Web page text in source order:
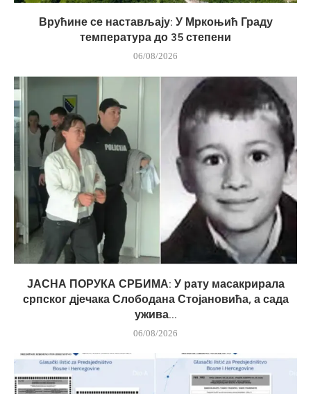
Врућине се настављају: У Мркоњић Граду
температура до 35 степени
06/08/2026
ЈАСНА ПОРУКА СРБИМА: У рату масакрирала
српског дјечака Слободана Стојановића, а сада
ужива...
06/08/2026